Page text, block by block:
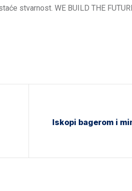
stvarnost. WE BUILD THE
Iskopi bagerom i